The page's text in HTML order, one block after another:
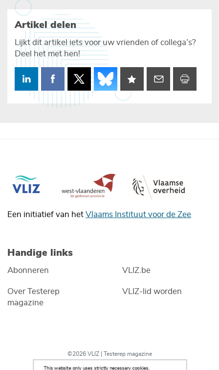
Artikel delen
Lijkt dit artikel iets voor uw vrienden of collega’s?
Deel het met hen!
Een initiatief van het Vlaams Instituut voor de Zee
Handige links
Abonneren
Over Testerep
magazine
VLIZ.be
VLIZ-lid worden
©2026 VLIZ | Testerep magazine
This website only uses strictly necessary cookies.